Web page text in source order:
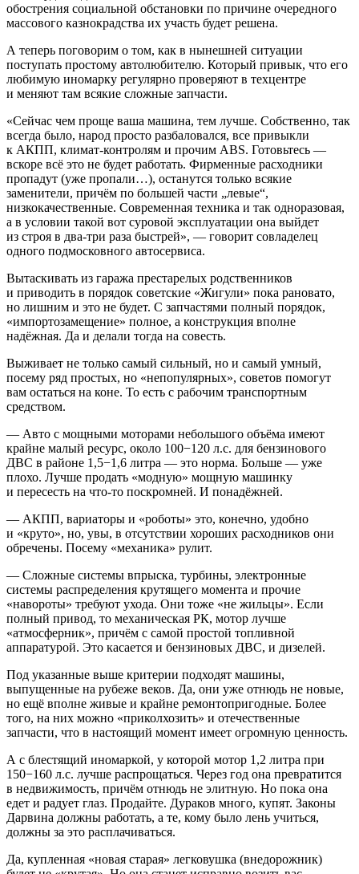
обострения социальной обстановки по причине очередного
массового казнокрадства их участь будет решена.
А теперь поговорим о том, как в нынешней ситуации
поступать простому автолюбителю. Который привык, что его
любимую иномарку регулярно проверяют в техцентре
и меняют там всякие сложные запчасти.
«Сейчас чем проще ваша машина, тем лучше. Собственно, так
всегда было, народ просто разбаловался, все привыкли
к АКПП, климат-контролям и прочим ABS. Готовьтесь —
вскоре всё это не будет работать. Фирменные расходники
пропадут (уже пропали…), останутся только всякие
заменители, причём по большей части „левые“,
низкокачественные. Современная техника и так одноразовая,
а в условии такой вот суровой эксплуатации она выйдет
из строя в два-три раза быстрей», — говорит совладелец
одного подмосковного автосервиса.
Вытаскивать из гаража престарелых родственников
и приводить в порядок советские «Жигули» пока рановато,
но лишним и это не будет. С запчастями полный порядок,
«импортозамещение» полное, а конструкция вполне
надёжная. Да и делали тогда на совесть.
Выживает не только самый сильный, но и самый умный,
посему ряд простых, но «непопулярных», советов помогут
вам остаться на коне. То есть с рабочим транспортным
средством.
— Авто с мощными моторами небольшого объёма имеют
крайне малый ресурс, около 100−120 л.с. для бензинового
ДВС в районе 1,5−1,6 литра — это норма. Больше — уже
плохо. Лучше продать «модную» мощную машинку
и пересесть на что-то поскромней. И понадёжней.
— АКПП, вариаторы и «роботы» это, конечно, удобно
и «круто», но, увы, в отсутствии хороших расходников они
обречены. Посему «механика» рулит.
— Сложные системы впрыска, турбины, электронные
системы распределения крутящего момента и прочие
«навороты» требуют ухода. Они тоже «не жильцы». Если
полный привод, то механическая РК, мотор лучше
«атмосферник», причём с самой простой топливной
аппаратурой. Это касается и бензиновых ДВС, и дизелей.
Под указанные выше критерии подходят машины,
выпущенные на рубеже веков. Да, они уже отнюдь не новые,
но ещё вполне живые и крайне ремонтопригодные. Более
того, на них можно «приколхозить» и отечественные
запчасти, что в настоящий момент имеет огромную ценность.
А с блестящий иномаркой, у которой мотор 1,2 литра при
150−160 л.с. лучше распрощаться. Через год она превратится
в недвижимость, причём отнюдь не элитную. Но пока она
едет и радует глаз. Продайте. Дураков много, купят. Законы
Дарвина должны работать, а те, кому было лень учиться,
должны за это расплачиваться.
Да, купленная «новая старая» легковушка (внедорожник)